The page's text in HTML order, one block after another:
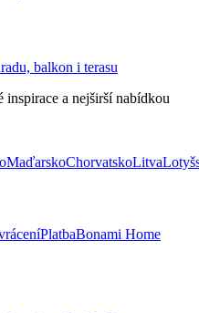
balkon i terasu
inspirace a nejširší nabídkou
MaďarskoChorvatskoLitva
PlatbaBonami Home